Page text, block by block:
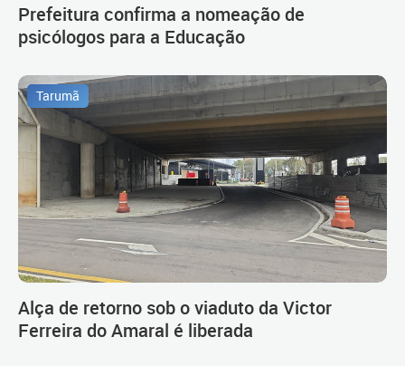
Prefeitura confirma a nomeação de
psicólogos para a Educação
Tarumã
Alça de retorno sob o viaduto da Victor
Ferreira do Amaral é liberada